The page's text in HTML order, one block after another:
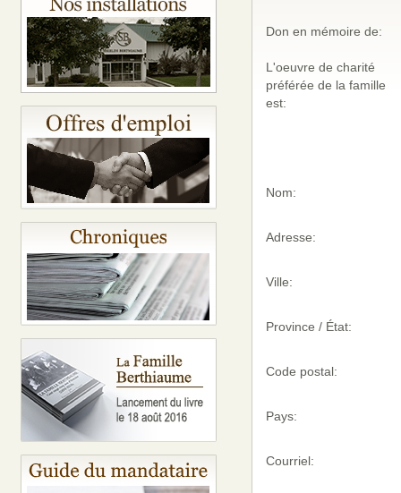
Don en mémoire de:
L'oeuvre de charité
préférée de la famille
est:
Nom:
Adresse:
Ville:
Province / État:
Code postal:
Pays:
Courriel: